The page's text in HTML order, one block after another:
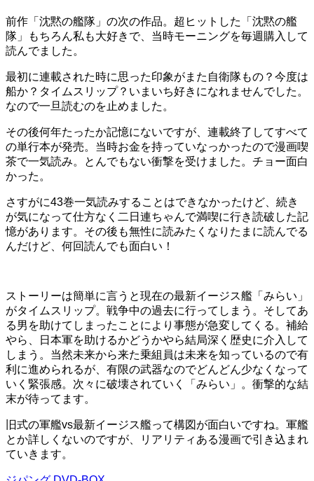
前作「沈黙の艦隊」の次の作品。超ヒットした「沈黙の艦
隊」もちろん私も大好きで、当時モーニングを毎週購入して
読んでました。
最初に連載された時に思った印象がまた自衛隊もの？今度は
船か？タイムスリップ？いまいち好きになれませんでした。
なので一旦読むのを止めました。
その後何年たったか記憶にないですが、連載終了してすべて
の単行本が発売。当時お金を持っていなっかったので漫画喫
茶で一気読み。とんでもない衝撃を受けました。チョー面白
かった。
さすがに43巻一気読みすることはできなかったけど、続き
が気になって仕方なく二日連ちゃんで満喫に行き読破した記
憶があります。その後も無性に読みたくなりたまに読んでる
んだけど、何回読んでも面白い！
ストーリーは簡単に言うと現在の最新イージス艦「みらい」
がタイムスリップ。戦争中の過去に行ってしまう。そしてあ
る男を助けてしまったことにより事態が急変してくる。補給
やら、日本軍を助けるかどうかやら結局深く歴史に介入して
しまう。当然未来から来た乗組員は未来を知っているので有
利に進められるが、有限の武器なのでどんどん少なくなって
いく緊張感。次々に破壊されていく「みらい」。衝撃的な結
末が待ってます。
旧式の軍艦vs最新イージス艦って構図が面白いですね。軍艦
とか詳しくないのですが、リアリティある漫画で引き込まれ
ていきます。